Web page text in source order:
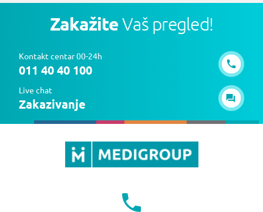
ZakažiteVaš pregled!
Kontakt centar 00-24h
011 40 40 100
Live chat
Zakazivanje